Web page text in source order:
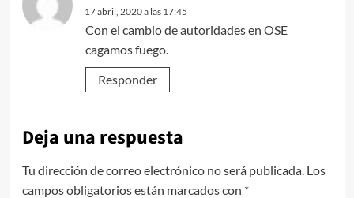
17 abril, 2020 a las 17:45
Con el cambio de autoridades en OSE
cagamos fuego.
Responder
Deja una respuesta
Tu dirección de correo electrónico no será publicada. Los
campos obligatorios están marcados con *